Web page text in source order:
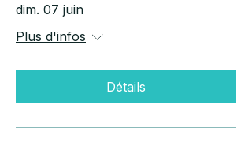
dim. 07 juin
Plus d'infos
Détails